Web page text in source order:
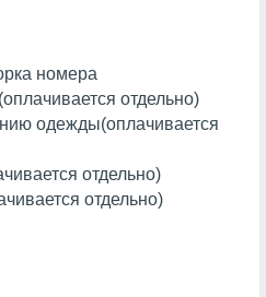
номера
(оплачивается отдельно)
одежды(оплачивается
отдельно)
отдельно)